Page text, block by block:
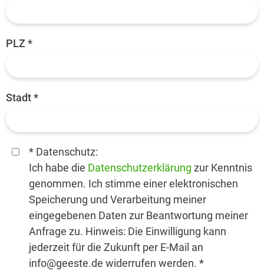
PLZ *
Stadt *
* Datenschutz:
Ich habe die Datenschutzerklärung zur Kenntnis
genommen. Ich stimme einer elektronischen
Speicherung und Verarbeitung meiner
eingegebenen Daten zur Beantwortung meiner
Anfrage zu. Hinweis: Die Einwilligung kann
jederzeit für die Zukunft per E-Mail an
info@geeste.de widerrufen werden. *